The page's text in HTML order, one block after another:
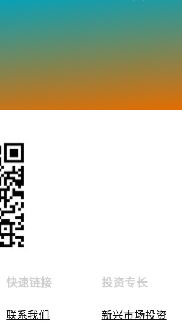
快速链接
联系我们
投资专长
新兴市场投资